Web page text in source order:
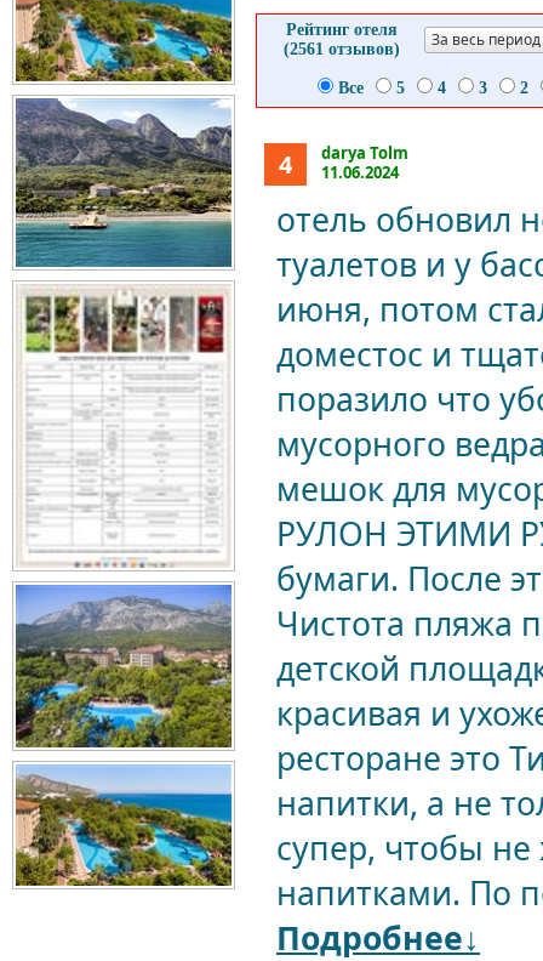
Рейтинг отеля
(2561 отзывов)
За весь период
Все 5 4 3 2
4
darya Tolm
11.06.2024
отель обновил
туалетов и у
июня, потом
доместос и
поразило что
мусорного
мешок для
РУЛОН ЭТИМИ
бумаги. После
Чистота пляжа
детской
красивая и
ресторане это
напитки, а не
супер, чтобы не
напитками. По
Подробнее↓